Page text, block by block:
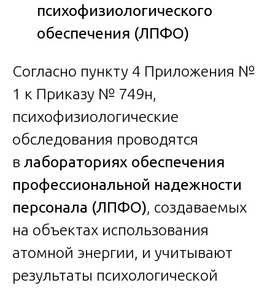
психофизиологического
обеспечения (ЛПФО)
Согласно пункту 4 Приложения №
1 к Приказу № 749н,
психофизиологические
обследования проводятся
в лабораториях обеспечения
профессиональной надежности
персонала (ЛПФО), создаваемых
на объектах использования
атомной энергии, и учитывают
результаты психологической